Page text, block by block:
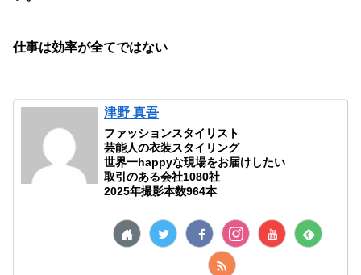
仕事は効率が全てではない
津野 真吾
ファッションスタイリスト
芸能人の衣装スタイリング
世界一happyな現場をお届けしたい
取引のある会社1080社
2025年撮影本数964本